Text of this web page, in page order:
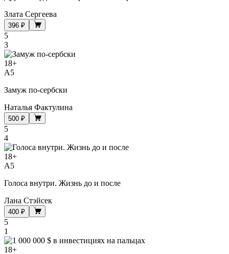
Злата Сергеева
396 ₽
5
3
18+
A5
Замуж по-сербски
Наталья Фактулина
500 ₽
5
4
18+
A5
Голоса внутри. Жизнь до и после
Лана Стэйсек
400 ₽
5
1
18+